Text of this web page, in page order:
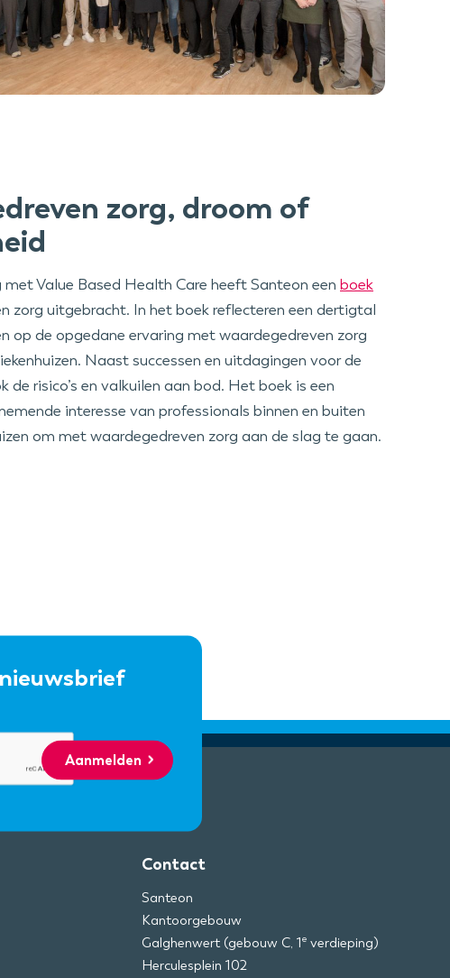
zorg, droom of
Value Based Health Care heeft Santeon een boek
zorg uitgebracht. In het boek reflecteren een dertigtal
op de opgedane ervaring met waardegedreven zorg
Naast successen en uitdagingen voor de
de risico’s en valkuilen aan bod. Het boek is een
interesse van professionals binnen en buiten
om met waardegedreven zorg aan de slag te gaan.
Aanmelden
Contact
Santeon
Kantoorgebouw
Galghenwert (gebouw C, 1e verdieping)
Herculesplein 102